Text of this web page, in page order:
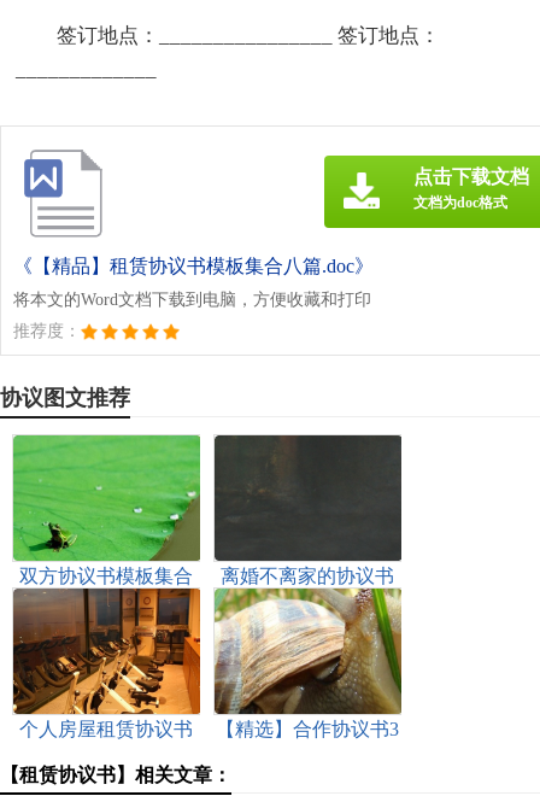
签订地点：________________ 签订地点：
《【精品】租赁协议书模板集合八篇.doc》
将本文的Word文档下载到电脑，方便收藏和打印
推荐度：
点击下载文档
文档为doc格式
协议图文推荐
双方协议书模板集合
九篇
离婚不离家的协议书
（通用6篇）
个人房屋租赁协议书
【精选】合作协议书3
【租赁协议书】相关文章：